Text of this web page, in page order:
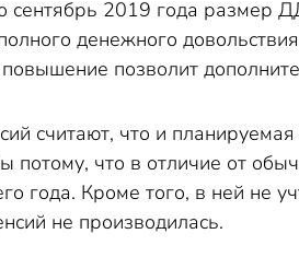
2019 года размер
денежного
позволит
считают, что и
потому, что в отличие от
года. Кроме того, в ней не
не производилась.